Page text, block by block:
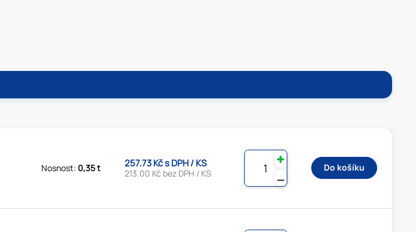
Nosnost: 0,35 t 257.73 Kč s DPH / KS
213.00 Kč bez DPH / KS ⚊
✚
Do košíku